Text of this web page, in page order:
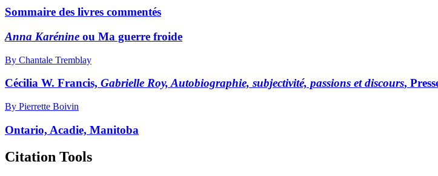
Sommaire des livres commentés
Anna Karénine ou Ma guerre froide
By Chantale Tremblay
Cécilia W. Francis, Gabrielle Roy, Autobiographie, subjectivité, passions et discours,
By Pierrette Boivin
Ontario, Acadie, Manitoba
Citation Tools